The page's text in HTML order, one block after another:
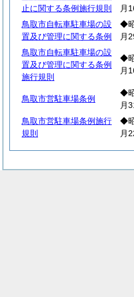
止に関する条例施行規則
月
鳥取市自転車駐車場の設
置及び管理に関する条例
◆
月
鳥取市自転車駐車場の設
置及び管理に関する条例
施行規則
◆
月
鳥取市営駐車場条例
◆
月
鳥取市営駐車場条例施行
規則
◆
月